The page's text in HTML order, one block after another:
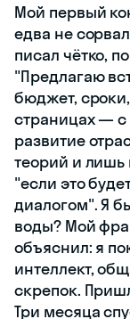
Мой первый
едва не
писал чётко,
"Предлагаю
бюджет, сроки,
страницах — с
развитие
теорий и лишь
"если это
диалогом". Я
воды? Мой
объяснил: я
интеллект,
скрепок.
Три месяца